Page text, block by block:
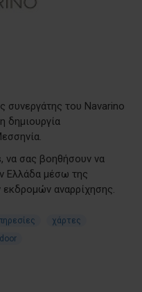
συνεργάτης του Navarino
δημιουργία
να σας βοηθήσουν να
Ελλάδα μέσω της
αναρρίχησης.
χάρτες